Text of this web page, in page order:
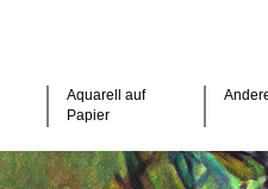
Aquarell auf
Papier